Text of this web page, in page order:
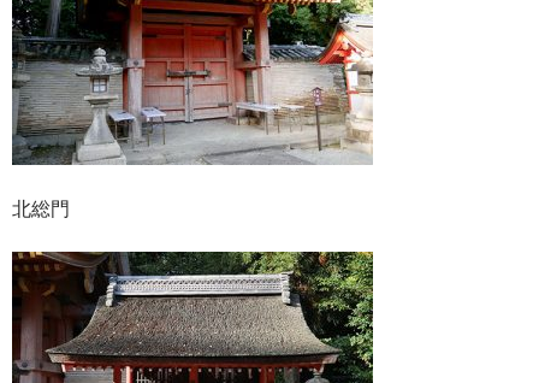
北総門